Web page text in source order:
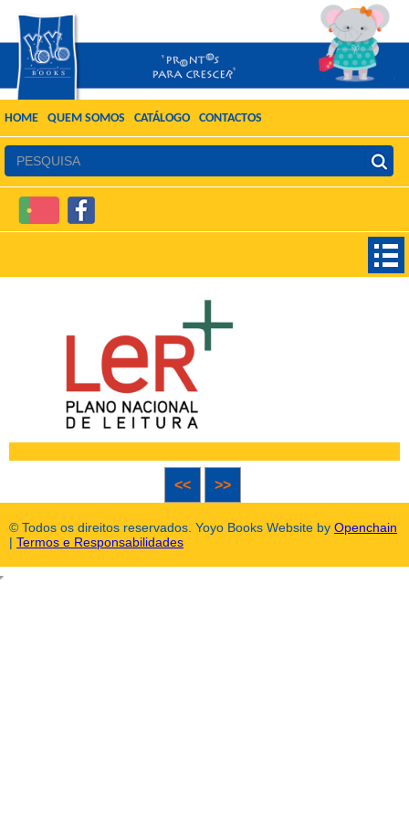
HOME QUEM SOMOS CATÁLOGO CONTACTOS
<< >>
© Todos os direitos reservados. Yoyo Books Website by Openchain
| Termos e Responsabilidades